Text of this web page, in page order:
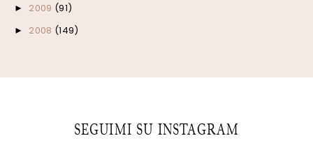
► 2009 (91)
► 2008 (149)
SEGUIMI SU INSTAGRAM